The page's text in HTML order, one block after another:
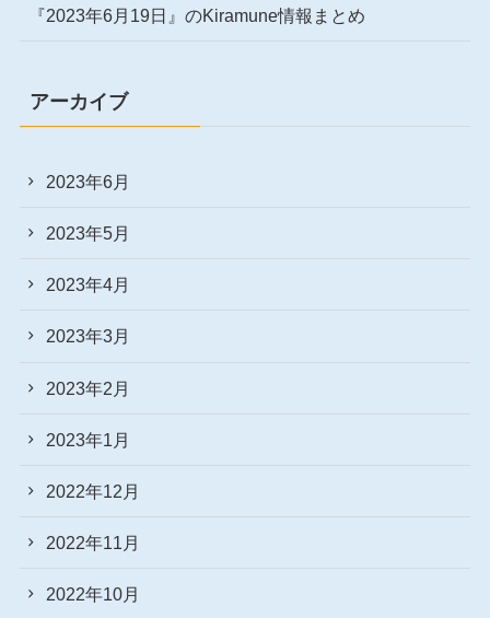
『2023年6月19日』のKiramune情報まとめ
アーカイブ
2023年6月
2023年5月
2023年4月
2023年3月
2023年2月
2023年1月
2022年12月
2022年11月
2022年10月